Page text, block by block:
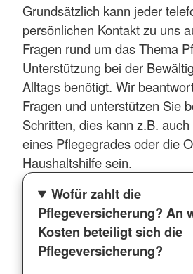
Grundsätzlich kann jeder
persönlichen Kontakt zu uns
Fragen rund um das Thema
Unterstützung bei der
Alltags benötigt. Wir
Fragen und unterstützen Sie
Schritten, dies kann z.B.
eines Pflegegrades oder die
Haushaltshilfe sein.
Wofür zahlt die
Pflegeversicherung? An
Kosten beteiligt sich die
Pflegeversicherung?